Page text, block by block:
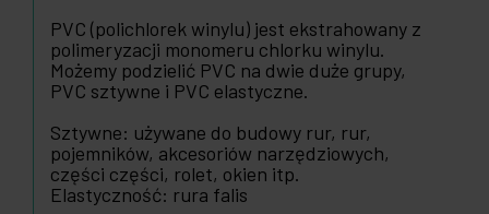
PVC (polichlorek winylu) jest ekstrahowany z
polimeryzacji monomeru chlorku winylu.
Możemy podzielić PVC na dwie duże grupy,
PVC sztywne i PVC elastyczne.
Sztywne: używane do budowy rur, rur,
pojemników, akcesoriów narzędziowych,
części części, rolet, okien itp.
Elastyczność: rura falis